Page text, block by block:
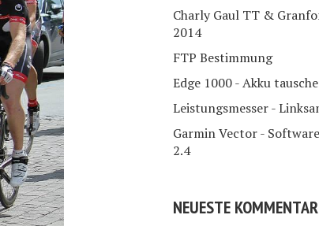
Charly Gaul TT &
2014
FTP Bestimmung
Edge 1000 - Akku
Leistungsmesser -
Garmin Vector -
2.4
NEUESTE